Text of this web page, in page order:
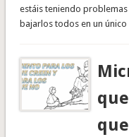
estáis teniendo
bajarlos todos en un